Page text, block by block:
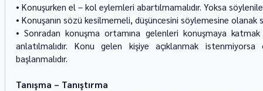
• Konuşurken el – kol eylemleri abartılmamalıdır. Yoksa
• Konuşanın sözü kesilmemeli, düşüncesini söylemesine olanak
• Sonradan konuşma ortamına gelenleri konuşmaya
anlatılmalıdır. Konu gelen kişiye açıklanmak
başlanmalıdır.
Tanışma – Tanıştırma